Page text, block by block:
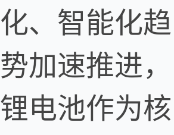
化、智能化趋
势加速推进，
锂电池作为核